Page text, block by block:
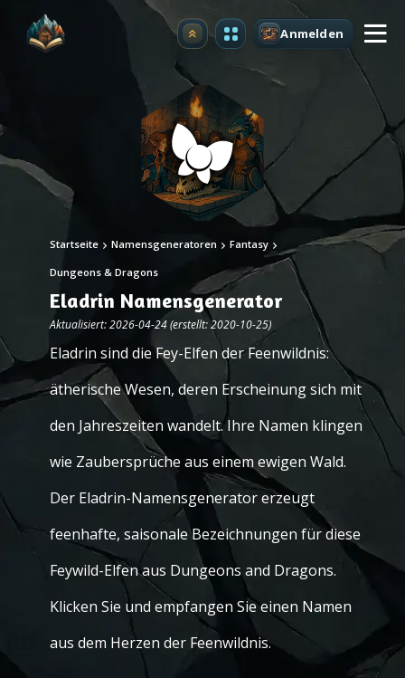
Upgrade Anmelden
Startseite Namensgeneratoren Fantasy
Dungeons & Dragons
Eladrin Namensgenerator
Aktualisiert: 2026-04-24 (erstellt: 2020-10-25)
Eladrin sind die Fey-Elfen der Feenwildnis:
ätherische Wesen, deren Erscheinung sich mit
den Jahreszeiten wandelt. Ihre Namen klingen
wie Zaubersprüche aus einem ewigen Wald.
Der Eladrin-Namensgenerator erzeugt
feenhafte, saisonale Bezeichnungen für diese
Feywild-Elfen aus Dungeons and Dragons.
Klicken Sie und empfangen Sie einen Namen
aus dem Herzen der Feenwildnis.